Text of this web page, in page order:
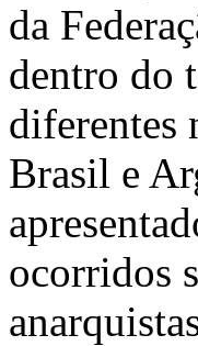
da
dentro do
diferentes
Brasil e
ocorridos